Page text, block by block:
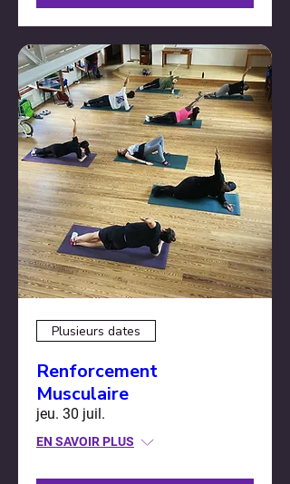
Plusieurs dates
Renforcement
Musculaire
jeu. 30 juil.
EN SAVOIR PLUS